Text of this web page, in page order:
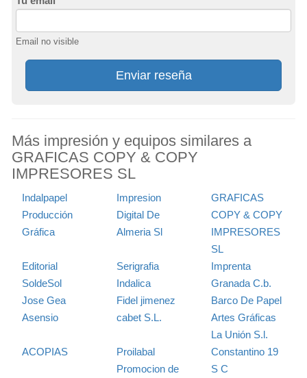
Email no visible
Enviar reseña
Más impresión y equipos similares a
GRAFICAS COPY & COPY
IMPRESORES SL
Indalpapel
Producción
Gráfica
Impresion
Digital De
Almeria Sl
GRAFICAS
COPY & COPY
IMPRESORES
SL
Editorial
SoldeSol
Serigrafia
Indalica
Imprenta
Granada C.b.
Jose Gea
Asensio
Fidel jimenez
cabet S.L.
Barco De Papel
Artes Gráficas
La Unión S.l.
ACOPIAS
Proilabal
Promocion de
Constantino 19
S C